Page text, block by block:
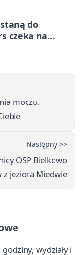
do
czeka na
moczu.
Następny >>
OSP Bielkowo
z jeziora Miedwie
wydziały i